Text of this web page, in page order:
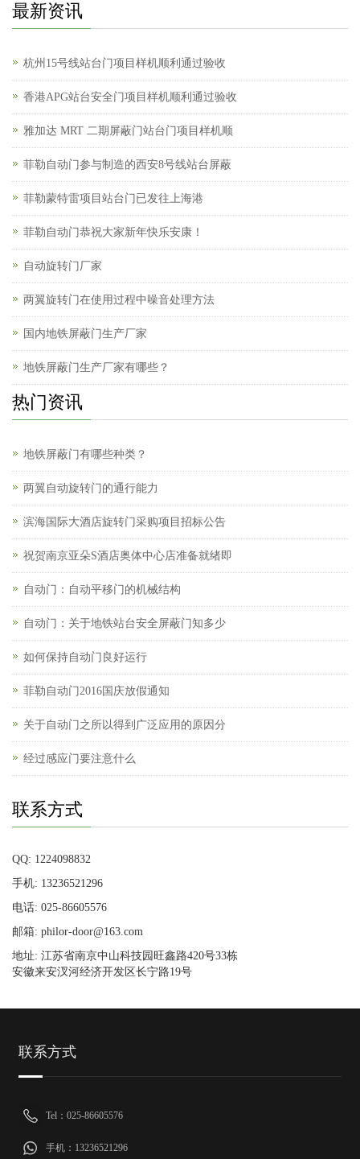
最新资讯
杭州15号线站台门项目样机顺利通过验收
香港APG站台安全门项目样机顺利通过验收
雅加达 MRT 二期屏蔽门站台门项目样机顺
菲勒自动门参与制造的西安8号线站台屏蔽
菲勒蒙特雷项目站台门已发往上海港
菲勒自动门恭祝大家新年快乐安康！
自动旋转门厂家
两翼旋转门在使用过程中噪音处理方法
国内地铁屏蔽门生产厂家
地铁屏蔽门生产厂家有哪些？
热门资讯
地铁屏蔽门有哪些种类？
两翼自动旋转门的通行能力
滨海国际大酒店旋转门采购项目招标公告
祝贺南京亚朵S酒店奥体中心店准备就绪即
自动门：自动平移门的机械结构
自动门：关于地铁站台安全屏蔽门知多少
如何保持自动门良好运行
菲勒自动门2016国庆放假通知
关于自动门之所以得到广泛应用的原因分
经过感应门要注意什么
联系方式
QQ: 1224098832
手机: 13236521296
电话: 025-86605576
邮箱: philor-door@163.com
地址: 江苏省南京中山科技园旺鑫路420号33栋
安徽来安汊河经济开发区长宁路19号
联系方式
Tel：025-86605576
手机：13236521296